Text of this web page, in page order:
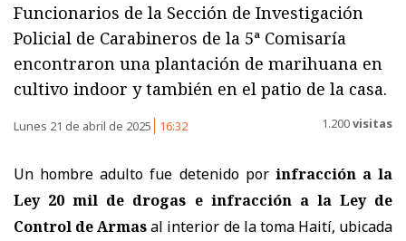
Funcionarios de la Sección de Investigación
Policial de Carabineros de la 5ª Comisaría
encontraron una plantación de marihuana en
cultivo indoor y también en el patio de la casa.
Lunes 21 de abril de 2025 16:32 1.200visitas
Un hombre adulto fue detenido por infracción a la
Ley 20 mil de drogas e infracción a la Ley de
Control de Armasal interior de la toma Haití, ubicada